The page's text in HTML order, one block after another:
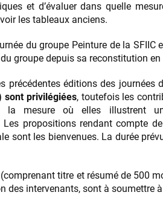
et d’évaluer dans quelle
les tableaux anciens.
du groupe Peinture de la
groupe depuis sa reconstitution en
précédentes éditions des journées
sont privilégiées, toutefois les
la mesure où elles illustrent
Les propositions rendant compte
sont les bienvenues. La durée
titre et résumé de 500
des intervenants, sont à soumettre à